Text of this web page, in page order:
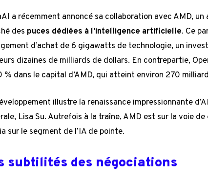
a récemment annoncé sa collaboration avec AMD,
des puces dédiées à l’intelligence artificielle. Ce
d’achat de 6 gigawatts de technologie, un
dizaines de milliards de dollars. En contrepartie,
% dans le capital d’AMD, qui atteint environ 270
illustre la renaissance impressionnante
Lisa Su. Autrefois à la traîne, AMD est sur la voie
sur le segment de l’IA de pointe.
subtilités des négociations